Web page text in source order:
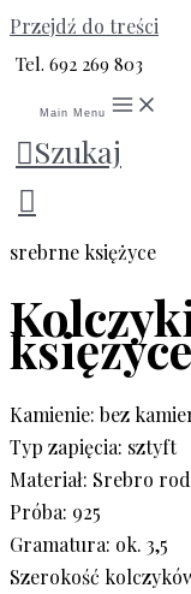
Przejdź do treści
Tel. 692 269 803
Main Menu
Szukaj
Strona główna
srebrne księżyce
księżyce
Kamienie: bez
Typ zapięcia: sztyft
Materiał: Srebro
Próba: 925
Gramatura: ok. 3,5
Szerokość